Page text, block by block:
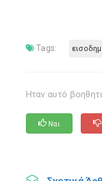
Tags:
Ηταν αυτό
Ναι